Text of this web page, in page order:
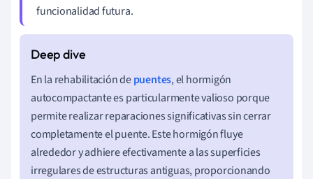
funcionalidad futura.
En la rehabilitación depuentes, el hormigón
autocompactante es particularmente valioso porque
permite realizar reparaciones significativas sin cerrar
completamente el puente. Este hormigón fluye
alrededor y adhiere efectivamente a las superficies
irregulares de estructuras antiguas, proporcionando